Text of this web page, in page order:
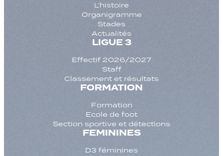
L’histoire
Organigramme
Stades
Actualités
LIGUE 3
Effectif 2026/2027
Staff
Classement et résultats
FORMATION
Formation
Ecole de foot
Section sportive et détections
FEMININES
D3 féminines